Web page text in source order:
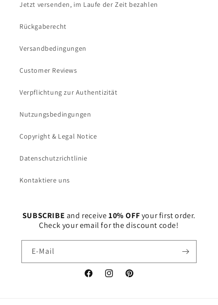
Jetzt versenden, im Laufe der Zeit bezahlen
Rückgaberecht
Versandbedingungen
Customer Reviews
Verpflichtung zur Authentizität
Nutzungsbedingungen
Copyright & Legal Notice
Datenschutzrichtlinie
Kontaktiere uns
SUBSCRIBE and receive10% OFFyour first order.
Check your email for the discount code!
E-Mail
FacebookInstagramPinterest